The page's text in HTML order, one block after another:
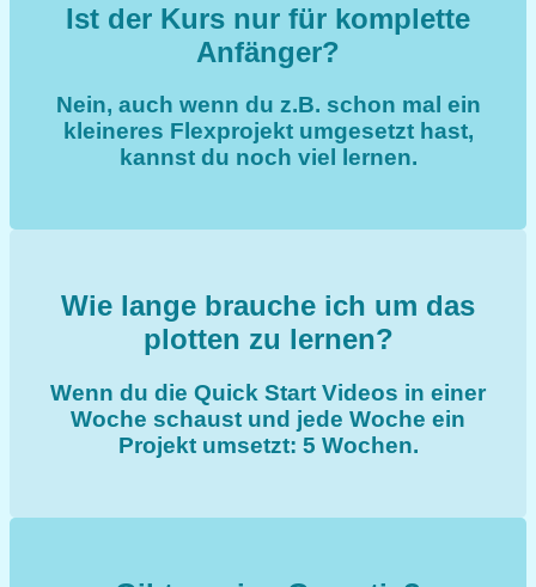
Ist der Kurs nur für komplette
Anfänger?
Nein, auch wenn du z.B. schon mal ein
kleineres Flexprojekt umgesetzt hast,
kannst du noch viel lernen.
Wie lange brauche ich um das
plotten zu lernen?
Wenn du die Quick Start Videos in einer
Woche schaust und jede Woche ein
Projekt umsetzt: 5 Wochen.